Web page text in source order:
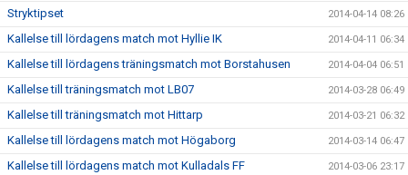
Stryktipset 2014-04-14 08:26
Kallelse till lördagens match mot Hyllie IK 2014-04-11 06:34
Kallelse till lördagens träningsmatch mot Borstahusen 2014-04-04 06:51
Kallelse till träningsmatch mot LB07 2014-03-28 06:49
Kallelse till träningsmatch mot Hittarp 2014-03-21 06:32
Kallelse till lördagens match mot Högaborg 2014-03-14 06:47
Kallelse till lördagens match mot Kulladals FF 2014-03-06 23:17